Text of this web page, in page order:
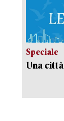
Speciale
Una